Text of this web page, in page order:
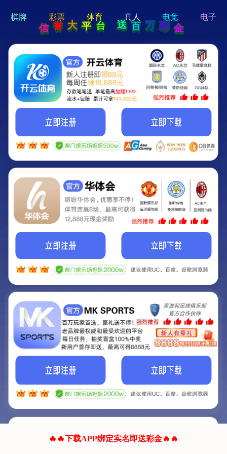
hi 💗
Hey Guys!
我们即将上线啦...
我们的网站正在建设.
它将是非常棒的网站.
联系我们!